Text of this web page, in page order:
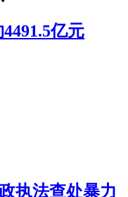
亿元
执法查处暴力